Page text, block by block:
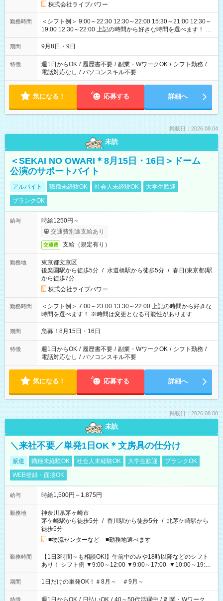
株式会社ライブパワー
勤務時間
＜シフト例＞ 9:00～22:30 12:30～22:00 15:30～21:00 12:30～
19:00 12:30～22:00 上記の時間から好きな時間を選べます！ ※
時間は変更となる可能性があります
期間 9月8日・9日
特徴 週1日からOK / 履歴書不要 / 副業・WワークOK / シフト勤務 /
電話対応なし / パソコンスキル不要
気になる！ 応募する 詳細へ
掲載日：2026.08.04
未読
＜SEKAI NO OWARI＊8月15日・16日＞ドーム
公演のサポートバイト
アルバイト 職種未経験OK 社会人未経験OK
大学生歓迎
ブランクOK
給与
時給1250円～
交通費別途支給あり
交通費 支給（規定有り）
勤務地
東京都文京区
後楽園駅から徒歩5分 / 水道橋駅から徒歩5分 / 春日(東京都)駅
から徒歩7分
株式会社ライブパワー
勤務時間
＜シフト例＞ 7:00～23:00 13:30～22:00 上記の時間から好きな
時間を選べます！ ※時間は変更となる可能性があります
期間 急募！8月15日・16日
特徴 週1日からOK / 履歴書不要 / 副業・WワークOK / シフト勤務 /
電話対応なし / パソコンスキル不要
気になる！ 応募する 詳細へ
掲載日：2026.08.08
未読
＼来社不要／単発1日OK＊文房具の仕分け
派遣 職種未経験OK 社会人未経験OK 大学生歓迎
ブランクOK
WEB登録・面接OK
給与 時給1,500円～1,875円
勤務地
神奈川県茅ヶ崎市
茅ケ崎駅から徒歩5分 / 香川駅から徒歩5分 / 北茅ケ崎駅から
徒歩5分
■物流センターなど ■勤務地選べます
勤務時間
【1日3時間～も相談OK!】午前中のみや18時以降などのシフト
あり！ シフト例 ▼9:00～12:00 ▼9:00～17:00 ▼10:00～19:00
▼18:00～21:00
期間 1日だけの単発OK！＃8月～ ＃9月～
特徴 週1日からOK / 日払いOK / 40～50代活躍中 / 副業・Wワーク